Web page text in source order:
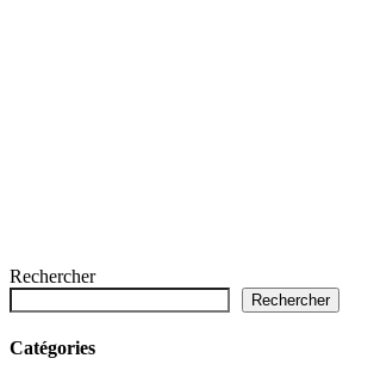
Rechercher
Rechercher
Catégories